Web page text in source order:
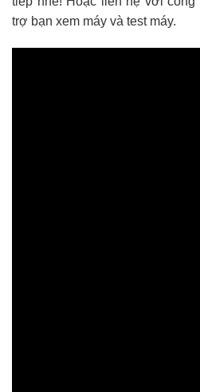
trợ bạn xem máy và test máy.